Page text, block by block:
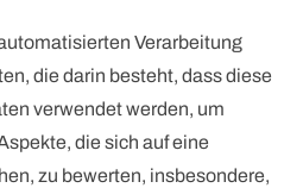
Verarbeitung
die darin besteht, dass diese
verwendet werden, um
die sich auf eine
zu bewerten, insbesondere,